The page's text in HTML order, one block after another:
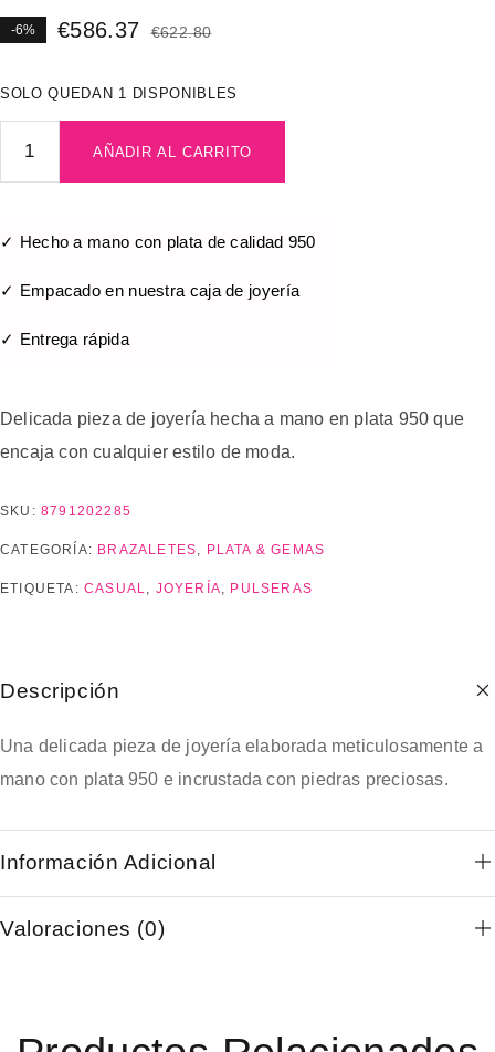
-6% €622.80
€586.37
SOLO QUEDAN 1 DISPONIBLES
AÑADIR AL CARRITO
✓ Hecho a mano con plata de calidad 950
✓ Empacado en nuestra caja de joyería
✓ Entrega rápida
Delicada pieza de joyería hecha a mano en plata 950 que
encaja con cualquier estilo de moda.
SKU: 8791202285
CATEGORÍA: BRAZALETES, PLATA & GEMAS
ETIQUETA: CASUAL, JOYERÍA, PULSERAS
Descripción
Una delicada pieza de joyería elaborada meticulosamente a
mano con plata 950 e incrustada con piedras preciosas.
Información Adicional
Valoraciones (0)